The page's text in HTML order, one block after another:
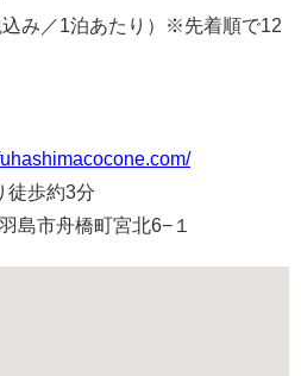
込み／1泊あたり）※先着順で12
徒歩約3分
島市舟橋町宮北6−１